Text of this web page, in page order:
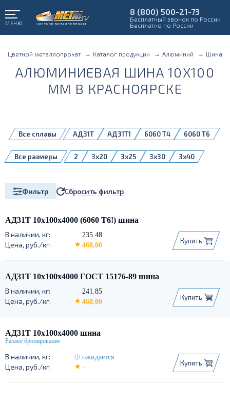
МЕНЮ
8 (800) 500-21-73
Бесплатный звонок по России
Бесплатно по России
Цветной металлопрокат Каталог продукции Алюминий Шина
АЛЮМИНИЕВАЯ ШИНА 10X100
ММ В КРАСНОЯРСКЕ
АД31Т АД31Т1 6060 Т4 6060 Т6
Все сплавы
2 3x20 3x25 3x30
3x40
5x80
6x20
8x40
8x50 8x60
10x100
10x50
10x60
Все размеры
Фильтр Сбросить фильтр
АД31Т 10х100х4000 (6060 Т6!) шина
235.48
460,00
Купить
АД31Т 10х100х4000 ГОСТ 15176-89 шина
241.85
460,00
Купить
АД31Т 10х100х4000 шина
ожидается
-
Купить